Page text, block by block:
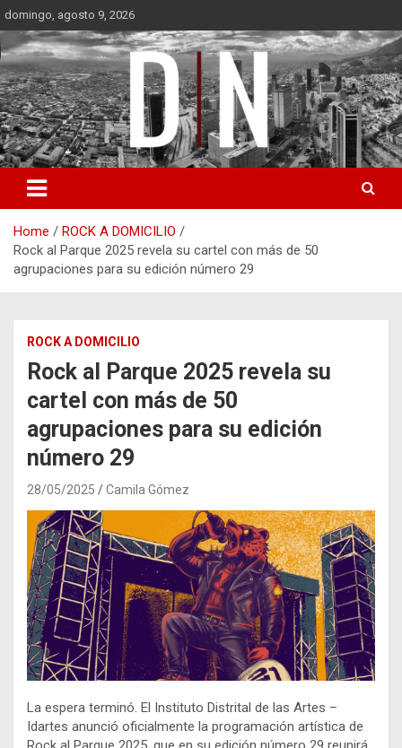
Skip
to
content
domingo, agosto 9, 2026
Diámetro Noticias
Home
ROCK A DOMICILIO
Rock al Parque 2025 revela su cartel con más de 50
agrupaciones para su edición número 29
ROCK A DOMICILIO
Rock al Parque 2025 revela su
cartel con más de 50
agrupaciones para su edición
número 29
28/05/2025 Camila Gómez
La espera terminó. El Instituto Distrital de las Artes –
Idartes anunció oficialmente la programación artística de